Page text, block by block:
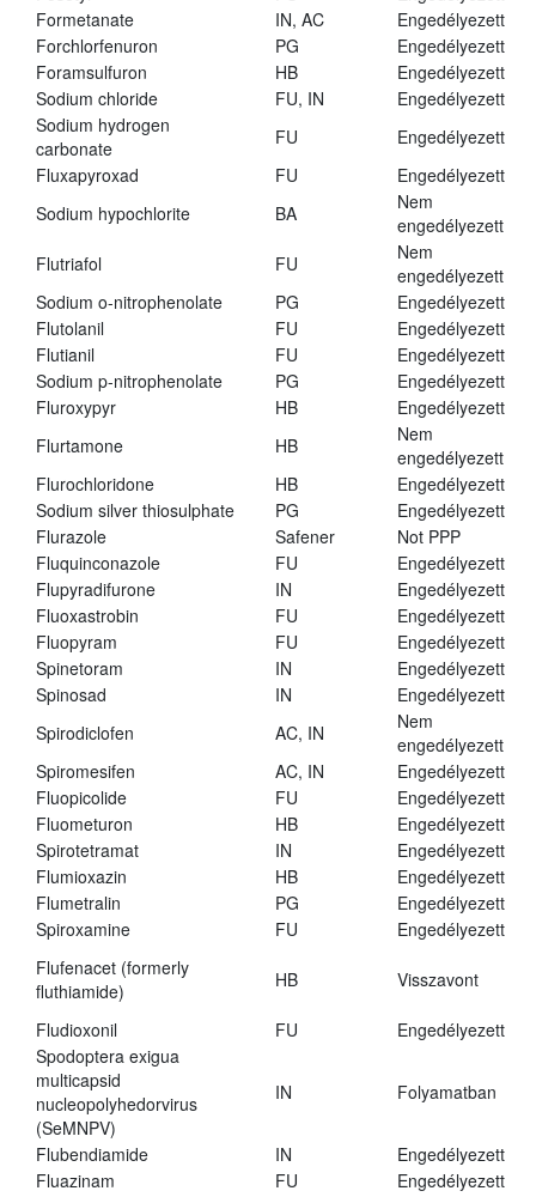
Formetanate
IN, AC
Engedélyezett
Forchlorfenuron
PG
Engedélyezett
Foramsulfuron
HB
Engedélyezett
Sodium chloride
FU, IN
Engedélyezett
Sodium hydrogen
carbonate
FU
Engedélyezett
Fluxapyroxad
FU
Engedélyezett
Sodium hypochlorite
BA
Nem
engedélyezett
Flutriafol
FU
Nem
engedélyezett
Sodium o-nitrophenolate
PG
Engedélyezett
Flutolanil
FU
Engedélyezett
Flutianil
FU
Engedélyezett
Sodium p-nitrophenolate
PG
Engedélyezett
Fluroxypyr
HB
Engedélyezett
Flurtamone
HB
Nem
engedélyezett
Flurochloridone
HB
Engedélyezett
Sodium silver thiosulphate
PG
Engedélyezett
Flurazole
Safener
Not PPP
Fluquinconazole
FU
Engedélyezett
Flupyradifurone
IN
Engedélyezett
Fluoxastrobin
FU
Engedélyezett
Fluopyram
FU
Engedélyezett
Spinetoram
IN
Engedélyezett
Spinosad
IN
Engedélyezett
Spirodiclofen
AC, IN
Nem
engedélyezett
Spiromesifen
AC, IN
Engedélyezett
Fluopicolide
FU
Engedélyezett
Fluometuron
HB
Engedélyezett
Spirotetramat
IN
Engedélyezett
Flumioxazin
HB
Engedélyezett
Flumetralin
PG
Engedélyezett
Spiroxamine
FU
Engedélyezett
Flufenacet (formerly
fluthiamide)
HB Visszavont
Fludioxonil FU
Engedélyezett
Spodoptera exigua
multicapsid
nucleopolyhedorvirus
(SeMNPV)
IN Folyamatban
Flubendiamide IN
Engedélyezett
Fluazinam
FU
Engedélyezett